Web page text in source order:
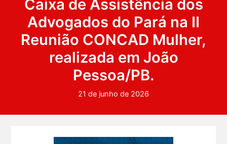
Caixa de Assistência dos
Advogados do Pará na II
Reunião CONCAD Mulher,
realizada em João
Pessoa/PB.
21 de junho de 2026